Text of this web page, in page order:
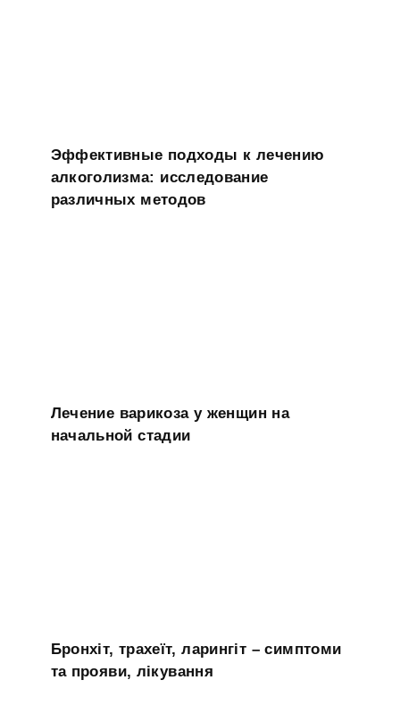
Эффективные подходы к лечению
алкоголизма: исследование
различных методов
Лечение варикоза у женщин на
начальной стадии
Бронхіт, трахеїт, ларингіт – симптоми
та прояви, лікування